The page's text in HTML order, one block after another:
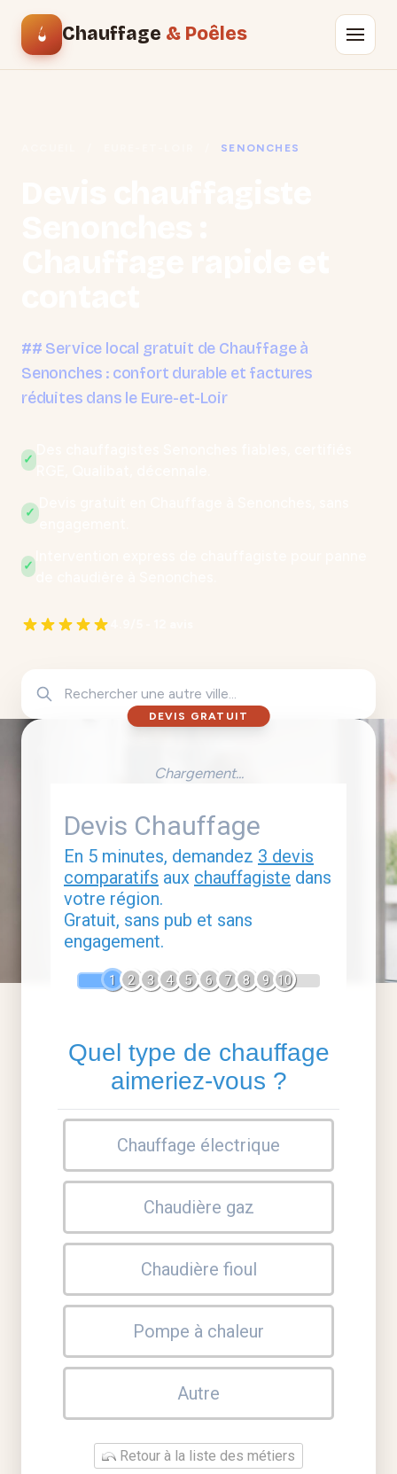
Chauffage & Poêles
SENONCHES
## Service local gratuit de Chauffage à
Senonches : confort durable et factures
réduites dans le Eure-et-Loir
✓
RGE, Qualibat, décennale.
✓
✓
de chaudière à Senonches.
DEVIS GRATUIT
Chargement...
Devis Chauffage
En 5 minutes, demandez 3 devis
comparatifs aux chauffagiste dans
votre région.
Gratuit, sans pub et sans
engagement.
1 2 3 4 5 6 7 8 9 10
Quel type de chauffage
aimeriez-vous ?
Chauffage électrique
Chaudière gaz
Chaudière fioul
Pompe à chaleur
Autre
Retour à la liste des métiers